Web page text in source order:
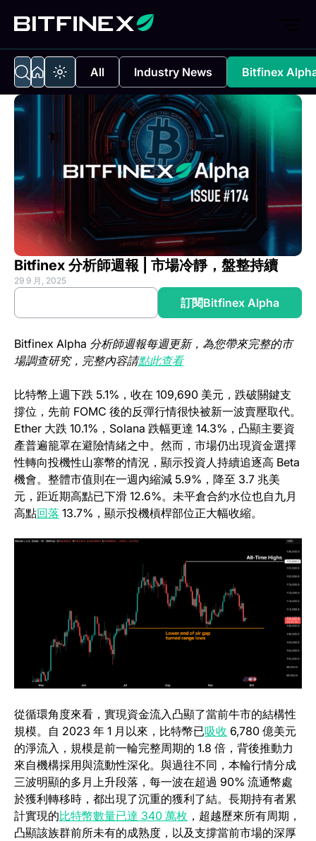
All Industry News Bitfinex
Bitfinex 分析師週報 | 市場冷靜，盤整持續
29 9 月, 2025
(opens in a new tab)訂閱Bitfinex Alpha
Bitfinex Alpha 分析師週報每週更新，為您帶來完整的市
場調查研究，完整內容請點此查看(opens in a new tab)
比特幣上週下跌 5.1%，收在 109,690 美元，跌破關鍵支
撐位，先前 FOMC 後的反彈行情很快被新一波賣壓取代。
Ether 大跌 10.1%，Solana 跌幅更達 14.3%，凸顯主要資
產普遍籠罩在避險情緒之中。然而，市場仍出現資金選擇
性轉向投機性山寨幣的情況，顯示投資人持續追逐高 Beta
機會。整體市值則在一週內縮減 5.9%，降至 3.7 兆美
元，距近期高點已下滑 12.6%。未平倉合約水位也自九月
高點回落 (opens in a new tab)
13.7%，顯示投機槓桿部位正大幅收縮。
從循環角度來看，實現資金流入凸顯了當前牛市的結構性
規模。自 2023 年 1 月以來，比特幣已吸收 (opens in a new
6,780 億美元
的淨流入，規模是前一輪完整周期的 1.8 倍，背後推動力
來自機構採用與流動性深化。與過往不同，本輪行情分成
三波明顯的多月上升段落，每一波在超過 90% 流通幣處
於獲利轉移時，都出現了沉重的獲利了結。長期持有者累
計實現的比特幣數量已達 340 萬枚 (opens in a new tab)
，超越歷來所有周期，
凸顯該族群前所未有的成熟度，以及支撐當前市場的深厚